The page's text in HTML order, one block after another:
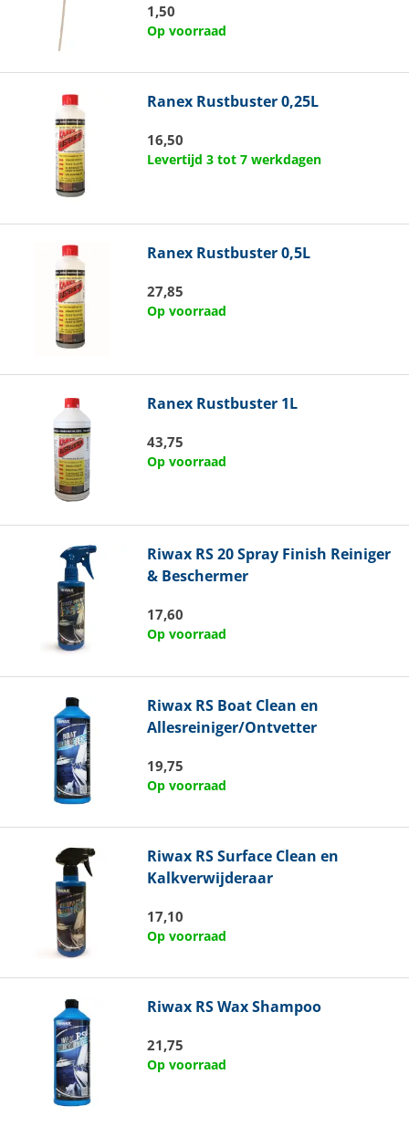
1,50
Op voorraad
Ranex Rustbuster 0,25L
16,50
Levertijd 3 tot 7 werkdagen
Ranex Rustbuster 0,5L
27,85
Op voorraad
Ranex Rustbuster 1L
43,75
Op voorraad
Riwax RS 20 Spray Finish Reiniger
& Beschermer
17,60
Op voorraad
Riwax RS Boat Clean en
Allesreiniger/Ontvetter
19,75
Op voorraad
Riwax RS Surface Clean en
Kalkverwijderaar
17,10
Op voorraad
Riwax RS Wax Shampoo
21,75
Op voorraad